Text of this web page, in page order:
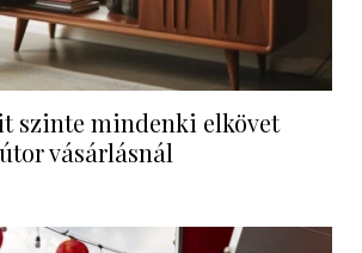
szinte mindenki elkövet
vásárlásnál